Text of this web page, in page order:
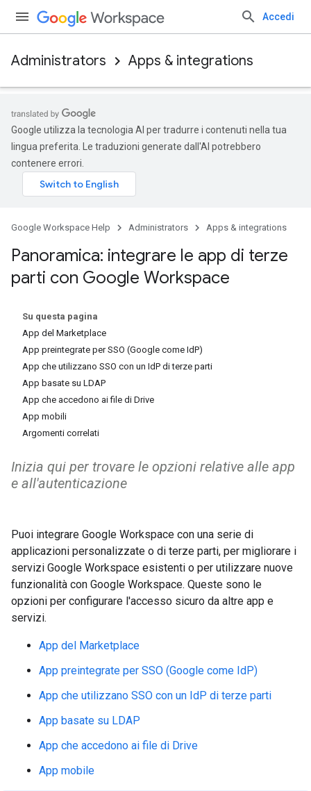
Accedi
Administrators Apps & integrations
Google utilizza la tecnologia AI per tradurre i contenuti nella tua
lingua preferita. Le traduzioni generate dall'AI potrebbero
contenere errori.
Google Workspace Help Administrators Apps & integrations
Panoramica: integrare le app di terze
parti con Google Workspace
Su questa pagina
App del Marketplace
App preintegrate per SSO (Google come IdP)
App che utilizzano SSO con un IdP di terze parti
App basate su LDAP
App che accedono ai file di Drive
App mobili
Argomenti correlati
Inizia qui per trovare le opzioni relative alle app
e all'autenticazione
Puoi integrare Google Workspace con una serie di
applicazioni personalizzate o di terze parti, per migliorare i
servizi Google Workspace esistenti o per utilizzare nuove
funzionalità con Google Workspace. Queste sono le
opzioni per configurare l'accesso sicuro da altre app e
servizi.
App del Marketplace
App preintegrate per SSO (Google come IdP)
App che utilizzano SSO con un IdP di terze parti
App basate su LDAP
App che accedono ai file di Drive
App mobile